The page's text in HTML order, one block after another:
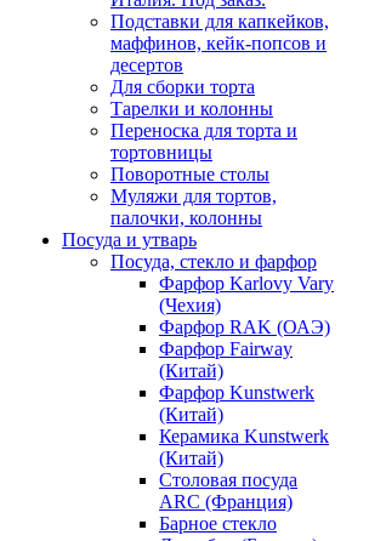
Подставки для капкейков,
маффинов, кейк-попсов и
десертов
Для сборки торта
Тарелки и колонны
Переноска для торта и
тортовницы
Поворотные столы
Муляжи для тортов,
палочки, колонны
Посуда и утварь
Посуда, стекло и фарфор
Фарфор Karlovy Vary
(Чехия)
Фарфор RAK (ОАЭ)
Фарфор Fairway
(Китай)
Фарфор Kunstwerk
(Китай)
Керамика Kunstwerk
(Китай)
Столовая посуда
ARC (Франция)
Барное стекло